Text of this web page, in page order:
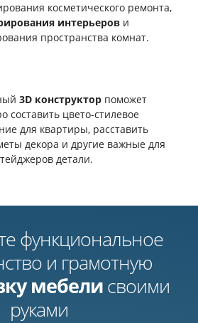
косметического ремонта,
интерьеров и
пространства комнат.
3D конструктор поможет
составить цвето-стилевое
для квартиры, расставить
декора и другие важные для
детали.
функциональное
и грамотную
мебелисвоими
руками